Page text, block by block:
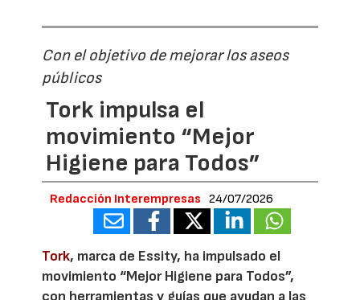
Con el objetivo de mejorar los aseos
públicos
Tork impulsa el
movimiento “Mejor
Higiene para Todos”
Redacción Interempresas 24/07/2026
Tork, marca de Essity, ha impulsado el
movimiento “Mejor Higiene para Todos”,
con herramientas y guías que ayudan a las